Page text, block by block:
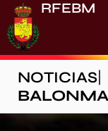
RFEBM
NOTICIAS